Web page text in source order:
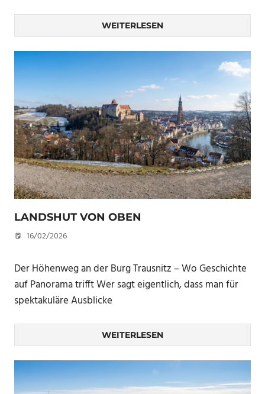
WEITERLESEN
LANDSHUT VON OBEN
16/02/2026
Der Höhenweg an der Burg Trausnitz – Wo Geschichte
auf Panorama trifft Wer sagt eigentlich, dass man für
spektakuläre Ausblicke
WEITERLESEN